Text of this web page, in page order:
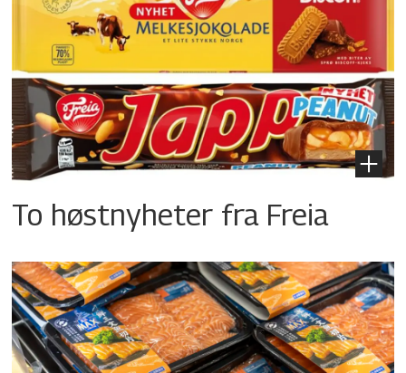
To høstnyheter fra Freia